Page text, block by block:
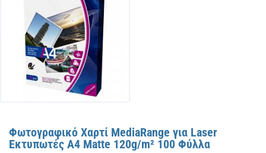
Φωτογραφικό Χαρτί MediaRange για Laser
Εκτυπωτές Α4 Matte 120g/m² 100 Φύλλα